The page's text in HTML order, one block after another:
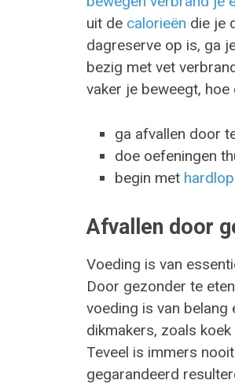
uit de calorieën die je
dagreserve op is, ga
bezig met vet
vaker je beweegt,
ga afvallen door
doe oefeningen
begin met
Afvallen door
Voeding is van
Door gezonder te
voeding is van
dikmakers, zoals
Teveel is immers
gegarandeerd